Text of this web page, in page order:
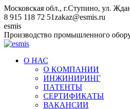
Перейти
к
содержанию
Московская обл., г.Ступино, ул.
8 915 118 72 51zakaz@esmis.ru
Вконтакте
esmis
Производство промышленного
О НАС
О КОМПАНИИ
ИНЖИНИРИНГ
ПАТЕНТЫ
СЕРТИФИКАТЫ
ВАКАНСИИ